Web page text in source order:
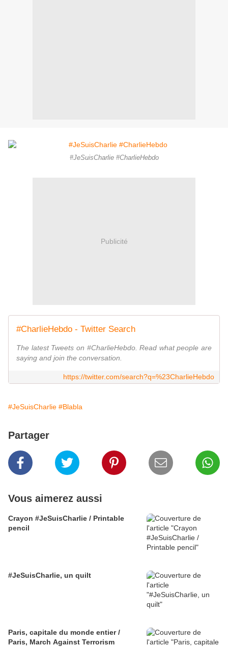
#JeSuisCharlie #CharlieHebdo
Publicité
#CharlieHebdo - Twitter Search
The latest Tweets on #CharlieHebdo. Read what people are
saying and join the conversation.
https://twitter.com/search?q=%23CharlieHebdo
#JeSuisCharlie #Blabla
Partager
Vous aimerez aussi
Crayon #JeSuisCharlie / Printable
pencil
#JeSuisCharlie, un quilt
Paris, capitale du monde entier /
Paris, March Against Terrorism